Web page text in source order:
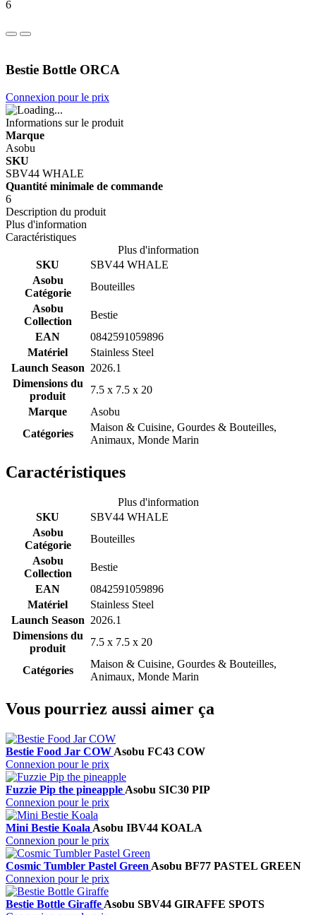
6
Bestie Bottle ORCA
Connexion pour le prix
Informations sur le produit
Marque
Asobu
SKU
SBV44 WHALE
Quantité minimale de commande
6
Description du produit
Plus d'information
Caractéristiques
Plus d'information
SKU
SBV44 WHALE
Asobu
Catégorie
Bouteilles
Asobu
Collection
Bestie
EAN
0842591059896
Matériel
Stainless Steel
Launch Season 2026.1
Dimensions du
produit
7.5 x 7.5 x 20
Marque
Asobu
Catégories
Maison & Cuisine, Gourdes & Bouteilles,
Animaux, Monde Marin
Caractéristiques
Plus d'information
SKU
SBV44 WHALE
Asobu
Catégorie
Bouteilles
Asobu
Collection
Bestie
EAN
0842591059896
Matériel
Stainless Steel
Launch Season 2026.1
Dimensions du
produit
7.5 x 7.5 x 20
Catégories
Maison & Cuisine, Gourdes & Bouteilles,
Animaux, Monde Marin
Vous pourriez aussi aimer ça
Bestie Food Jar COW Asobu FC43 COW
Connexion pour le prix
Fuzzie Pip the pineapple Asobu SIC30 PIP
Connexion pour le prix
Mini Bestie Koala Asobu IBV44 KOALA
Connexion pour le prix
Cosmic Tumbler Pastel Green Asobu BF77 PASTEL GREEN
Connexion pour le prix
Bestie Bottle Giraffe Asobu SBV44 GIRAFFE SPOTS